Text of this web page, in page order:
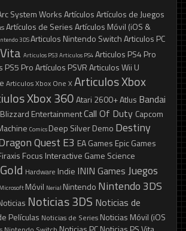
System WorksArtículosArtículos de Juegos
Artículos de SeriesArtículos Móvil (iOS &
3DSArticulos Nintendo SwitchArticulos PC
Articulos PS3 Articulos PS4 Articulos PS4 Pro
PS5 ProArtículos PSVRArticulos Wii U
Articulos Xbox One XArticulos Xbox
Xbox 360Atari 2600+Atlus Bandai
Blizzard EntertainmentCall Of Duty Capcom
Comics Deep SilverDemo Destiny
Quest E3 EA Games Epic Games
Focus Interactive Game Science
Hardware Indie ININ Games Juegos
Microsoft Móvil Nerial Nintendo Nintendo 3DS
Noticias 3DS Noticias de
Películas Noticias de Series Noticias Móvil (iOS